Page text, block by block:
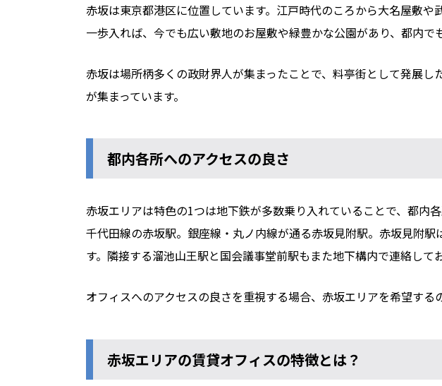
赤坂は東京都港区に位置しています。江戸時代のころから大名屋敷
一歩入れば、今でも広い敷地のお屋敷や緑豊かな公園があり、都内で
赤坂は場所柄多くの政財界人が集まったことで、料亭街として発展
が集まっています。
都内各所へのアクセスの良さ
赤坂エリアは特色の1つは地下鉄が多数乗り入れていることで、都内
千代田線の赤坂駅。銀座線・丸ノ内線が通る赤坂見附駅。赤坂見附
す。隣接する溜池山王駅と国会議事堂前駅もまた地下構内で連絡して
オフィスへのアクセスの良さを重視する場合、赤坂エリアを希望する
赤坂エリアの賃貸オフィスの特徴とは？